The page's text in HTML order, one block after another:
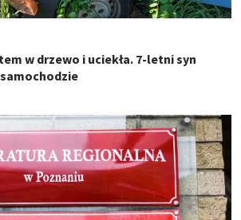
w drzewo i uciekła. 7-letni syn